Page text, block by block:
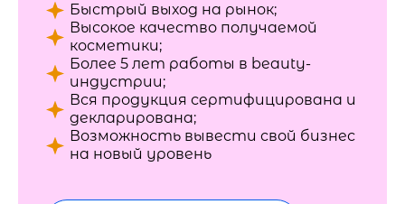
Быстрый выход на рынок;
Высокое качество получаемой
косметики;
Более 5 лет работы в beauty-
индустрии;
Вся продукция сертифицирована и
декларирована;
Возможность вывести свой бизнес
на новый уровень